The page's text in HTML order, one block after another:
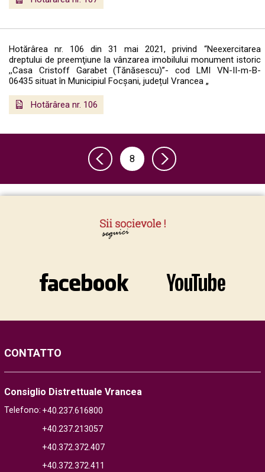
Hotărârea nr. 106 din 31 mai 2021, privind “Neexercitarea
dreptului de preemţiune la vânzarea imobilului monument istoric
,,Casa Cristoff Garabet (Tănăsescu)”- cod LMI VN-II-m-B-
06435 situat în Municipiul Focșani, județul Vrancea „
Hotărârea nr. 106
8
CONTATTO
Consiglio Distrettuale Vrancea
Telefono: +40.237.616800
+40.237.213057
+40.372.372.407
+40.372.372.411